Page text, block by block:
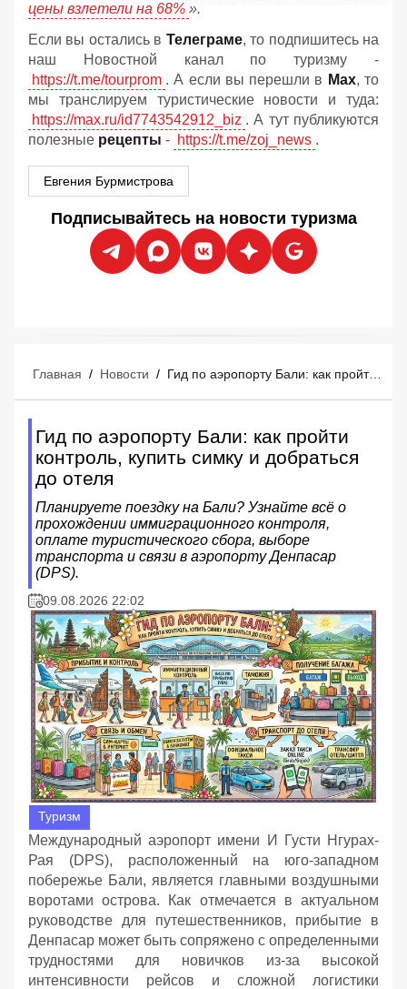
цены взлетели на 68% ».
Если вы остались в Телеграме, то подпишитесь на
наш Новостной канал по туризму -
https://t.me/tourprom . А если вы перешли в Мах, то
мы транслируем туристические новости и туда:
https://max.ru/id7743542912_biz . А тут публикуются
полезные рецепты - https://t.me/zoj_news .
Евгения Бурмистрова
Подписывайтесь на новости туризма
Главная / Новости / Гид по аэропорту Бали: как пройти контроль, купить симку и добраться до отеля
Гид по аэропорту Бали: как пройти
контроль, купить симку и добраться
до отеля
Планируете поездку на Бали? Узнайте всё о
прохождении иммиграционного контроля,
оплате туристического сбора, выборе
транспорта и связи в аэропорту Денпасар
(DPS).
09.08.2026 22:02
Туризм
Международный аэропорт имени И Густи Нгурах-
Рая (DPS), расположенный на юго-западном
побережье Бали, является главными воздушными
воротами острова. Как отмечается в актуальном
руководстве для путешественников, прибытие в
Денпасар может быть сопряжено с определенными
трудностями для новичков из-за высокой
интенсивности рейсов и сложной логистики